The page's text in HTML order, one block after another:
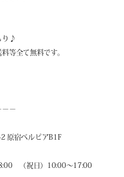
り♪
等全て無料です。
－－
原宿ベルピアB1F
（祝日）10:00～17:00